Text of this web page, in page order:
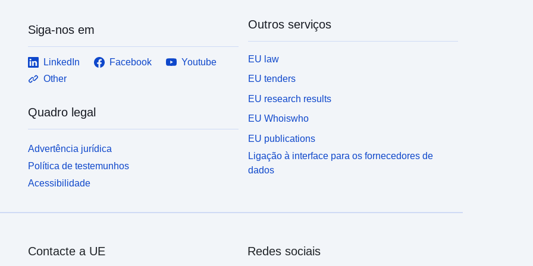
Siga-nos em
LinkedIn Facebook
Youtube
Other
Quadro legal
Advertência jurídica
Política de testemunhos
Acessibilidade
Outros serviços
EU law
EU tenders
EU research results
EU Whoiswho
EU publications
Ligação à interface para os fornecedores de
dados
Contacte a UE Redes sociais